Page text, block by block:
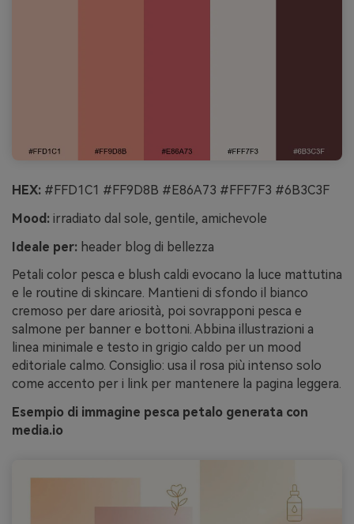
HEX: #FFD1C1 #FF9D8B #E86A73 #FFF7F3 #6B3C3F
Mood: irradiato dal sole, gentile, amichevole
Ideale per: header blog di bellezza
Petali color pesca e blush caldi evocano la luce mattutina
e le routine di skincare. Mantieni di sfondo il bianco
cremoso per dare ariosità, poi sovrapponi pesca e
salmone per banner e bottoni. Abbina illustrazioni a
linea minimale e testo in grigio caldo per un mood
editoriale calmo. Consiglio: usa il rosa più intenso solo
come accento per i link per mantenere la pagina leggera.
Esempio di immagine pesca petalo generata con
media.io